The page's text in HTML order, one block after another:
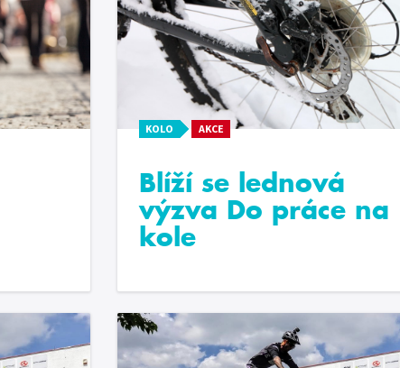
KOLO AKCE
Blíží se lednová
výzva Do práce na
kole